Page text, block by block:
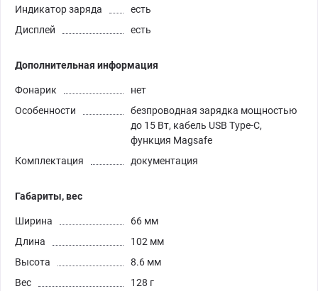
Индикатор заряда
есть
Дисплей
есть
Дополнительная информация
Фонарик
нет
Особенности
безпроводная зарядка мощностью
до 15 Вт, кабель USB Type-C,
функция Magsafe
Комплектация
документация
Габариты, вес
Ширина
66 мм
Длина
102 мм
Высота
8.6 мм
Вес
128 г